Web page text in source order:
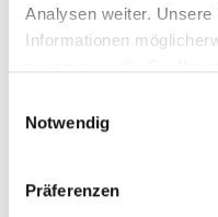
Analysen weiter.
Informationen
haben. Dies schließt
Ihrer Daten in
Datenschutzniveau
diese Daten einem
Notwendig
Präferenzen